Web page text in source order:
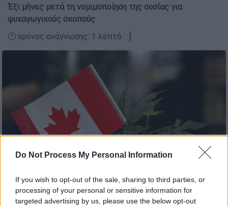
Do Not Process My Personal Information
If you wish to opt-out of the sale, sharing to third parties, or
processing of your personal or sensitive information for
targeted advertising by us, please use the below opt-out
Έξι μήνες μετά τη νομιμοποίηση της ουσίας για
ψυχαγωγικούς σκοπούς
🕛 χρόνος ανάγνωσης: 1 λεπτό ┋
(AP)